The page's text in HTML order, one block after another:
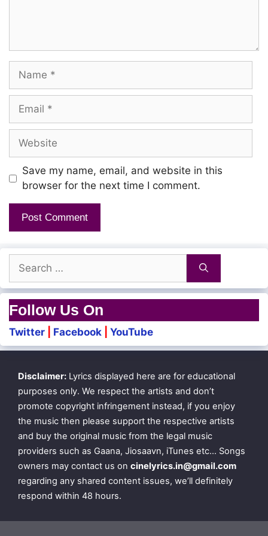
Ivalidam thorthidave
Thinam varumo nadamidumo
Kalaimagal uruvaai
Piranthavalthanoo
Kanavugal thaandi ival
Vizhigalil
Sudar oli irulai
Vaan vazhivida boomiyil ival
Kaal pathinthidumo
Nilavoli mugamaai
Nadampuribaval naan
Manam kulirnthidume
Ninaivazhaigalile
Anuthinam oru puthu sugamena
Manam magizhnthidumo
Mathi mayangidumo
Name
Email
Website
Save my name, email, and website in this
browser for the next time I comment.
Search
for:
Follow Us On
Twitter Facebook YouTube
Disclaimer: Lyrics displayed here are for educational
purposes only. We respect the artists and don’t
promote copyright infringement instead, if you enjoy
the music then please support the respective artists
and buy the original music from the legal music
providers such as Gaana, Jiosaavn, iTunes etc… Songs
owners may contact us on cinelyrics.in@gmail.com
regarding any shared content issues, we’ll definitely
respond within 48 hours.